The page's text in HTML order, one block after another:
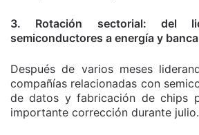
3. Rotación sectorial: del
semiconductores a energía y banca
Después de varios meses
compañías relacionadas con
de datos y fabricación de chips
importante corrección durante julio.